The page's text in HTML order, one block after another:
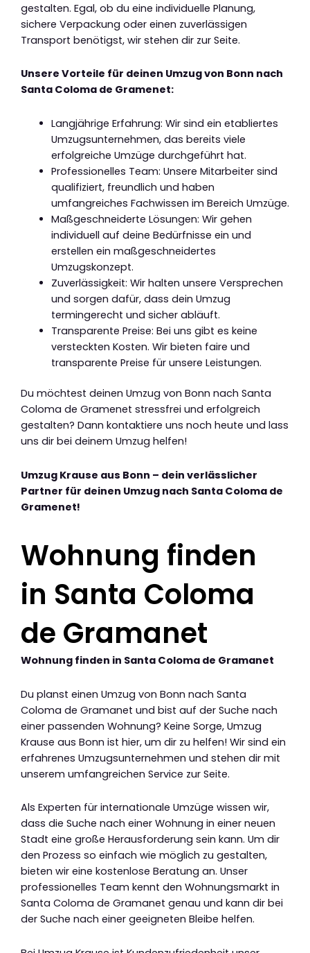
gestalten. Egal, ob du eine individuelle Planung,
sichere Verpackung oder einen zuverlässigen
Transport benötigst, wir stehen dir zur Seite.
Unsere Vorteile für deinen Umzug von Bonn nach
Santa Coloma de Gramenet:
Langjährige Erfahrung: Wir sind ein etabliertes
Umzugsunternehmen, das bereits viele
erfolgreiche Umzüge durchgeführt hat.
Professionelles Team: Unsere Mitarbeiter sind
qualifiziert, freundlich und haben
umfangreiches Fachwissen im Bereich Umzüge.
Maßgeschneiderte Lösungen: Wir gehen
individuell auf deine Bedürfnisse ein und
erstellen ein maßgeschneidertes
Umzugskonzept.
Zuverlässigkeit: Wir halten unsere Versprechen
und sorgen dafür, dass dein Umzug
termingerecht und sicher abläuft.
Transparente Preise: Bei uns gibt es keine
versteckten Kosten. Wir bieten faire und
transparente Preise für unsere Leistungen.
Du möchtest deinen Umzug von Bonn nach Santa
Coloma de Gramenet stressfrei und erfolgreich
gestalten? Dann kontaktiere uns noch heute und lass
uns dir bei deinem Umzug helfen!
Umzug Krause aus Bonn – dein verlässlicher
Partner für deinen Umzug nach Santa Coloma de
Gramenet!
Wohnung finden
in Santa Coloma
de Gramanet
Wohnung finden in Santa Coloma de Gramanet
Du planst einen Umzug von Bonn nach Santa
Coloma de Gramanet und bist auf der Suche nach
einer passenden Wohnung? Keine Sorge, Umzug
Krause aus Bonn ist hier, um dir zu helfen! Wir sind ein
erfahrenes Umzugsunternehmen und stehen dir mit
unserem umfangreichen Service zur Seite.
Als Experten für internationale Umzüge wissen wir,
dass die Suche nach einer Wohnung in einer neuen
Stadt eine große Herausforderung sein kann. Um dir
den Prozess so einfach wie möglich zu gestalten,
bieten wir eine kostenlose Beratung an. Unser
professionelles Team kennt den Wohnungsmarkt in
Santa Coloma de Gramanet genau und kann dir bei
der Suche nach einer geeigneten Bleibe helfen.